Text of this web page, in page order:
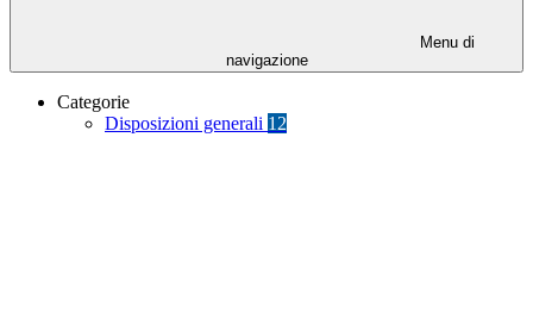
Menu di
navigazione
Categorie
Disposizioni generali 12